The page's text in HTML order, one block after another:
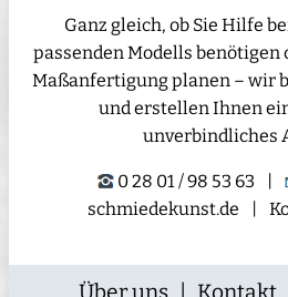
Ganz gleich, ob Sie Hilfe
passenden Modells
Maßanfertigung planen – wir
und erstellen Ihnen
unverbindliches
0 28 01 / 98 53 63 |
schmiedekunst.de |